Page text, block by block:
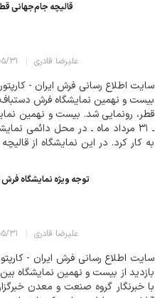
قالیچه جام‌جهانی
علیرضا قادری
قطر، رونمایی شد. بیست و نهمین
ـ ۳۱ مرداد ماه ـ در محل دائمی
توجه ویژه نمایشگاه
علیرضا قادری
سایت اطلاع رسانی فرش ایران -
بازدید از بیست و نهمین نمایشگاه
با خبرنگار گروه صنعت و معدن